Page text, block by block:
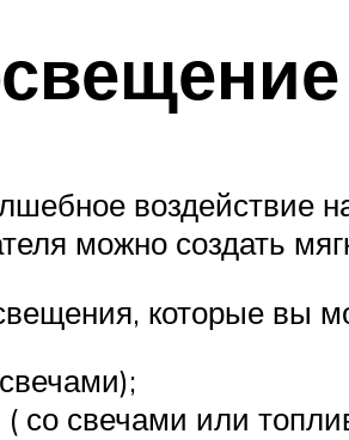
воздействие
можно создать
которые вы
со свечами или